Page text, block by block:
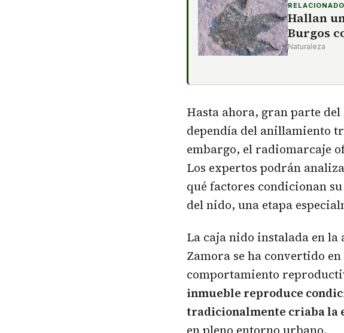
Hallan
Burgos
Naturaleza
Hasta ahora, gran parte
dependía del anillamiento
embargo, el radiomarcaje
Los expertos podrán
qué factores condicionan
del nido, una etapa
La caja nido instalada en
Zamora se ha convertido
comportamiento
inmueble reproduce
tradicionalmente criaba la